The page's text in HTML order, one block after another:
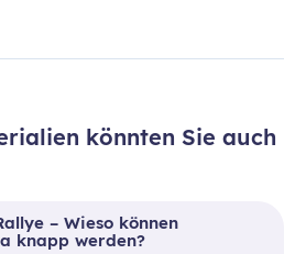
könnten Sie auch
– Wieso können
knapp werden?